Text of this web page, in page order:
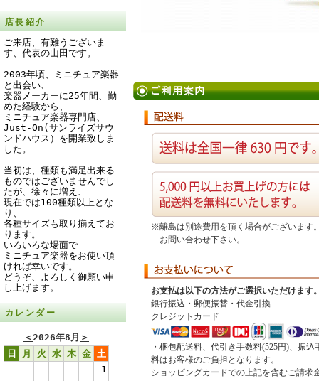
店長紹介
ご来店、有難うございま
す、代表の山田です。
2003年頃、ミニチュア楽器
と出会い、
楽器メーカーに25年間、勤
めた経験から、
ミニチュア楽器専門店、
Just-On(サンライズサウ
ンドハウス）を開業致しま
した。
当初は、種類も満足出来る
ものではございませんでし
たが、徐々に増え、
現在では100種類以上とな
り、
各種サイズも取り揃えてお
ります。
いろいろな場面で
ミニチュア楽器をお使い頂
ければ幸いです。
どうぞ、よろしく御願い申
し上げます。
カレンダー
＜2026年8月 ＞
日
月 火 水 木 金 土
1
※離島は別途費用を頂く場合がございます
お問い合わせ下さい。
お支払は以下の方法がご選択いただけます
銀行振込・郵便振替・代金引換
クレジットカード
・梱包配送料、代引き手数料(525円)、振込
料はお客様のご負担となります。
ショッピングカードでの上記を含むご請求